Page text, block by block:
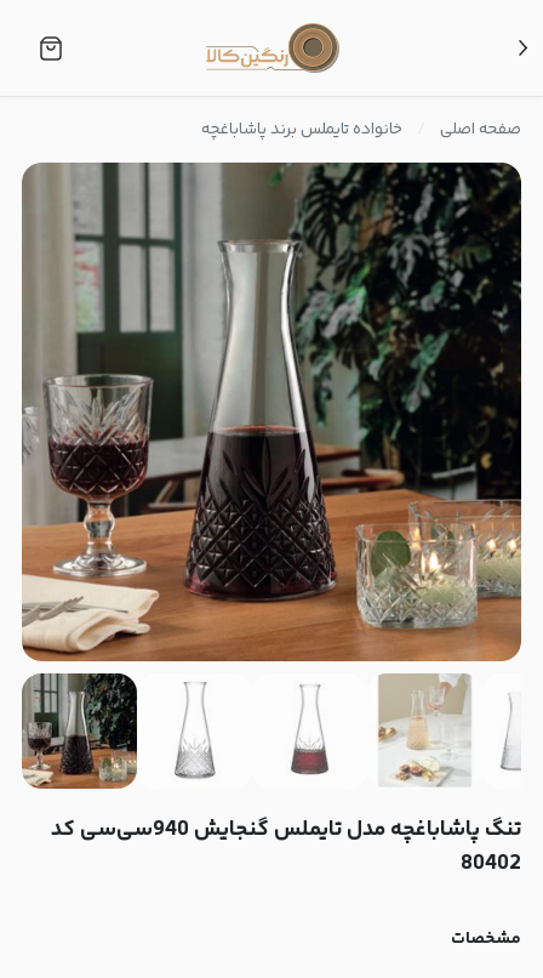
صفحه اصلی خانواده تایملس برند پاشاباغچه
تنگ پاشاباغچه مدل تایملس گنجایش 940سی‌سی کد
80402
مشخصات